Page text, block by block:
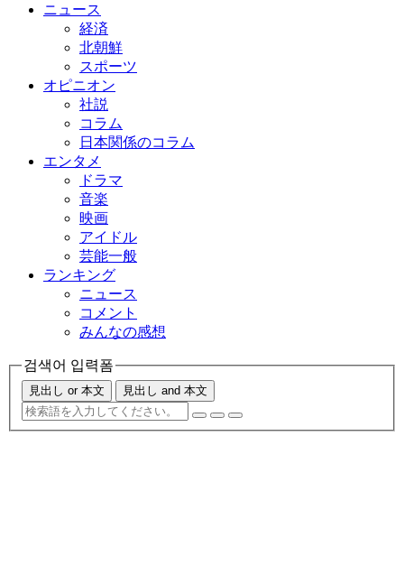
ニュース
経済
北朝鮮
スポーツ
オピニオン
社説
コラム
日本関係のコラム
エンタメ
ドラマ
音楽
映画
アイドル
芸能一般
ランキング
ニュース
コメント
みんなの感想
검색어 입력폼
見出し or 本文 見出し and 本文